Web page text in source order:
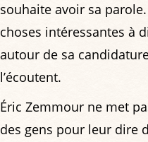
souhaite avoir sa
choses intéressantes à
autour de sa
l’écoutent.
Éric Zemmour ne met
des gens pour leur dire